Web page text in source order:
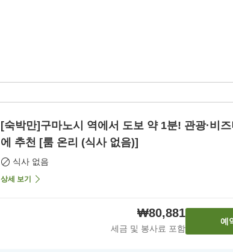
[숙박만]구마노시 역에서 도보 약 1분! 관광·비
에 추천 [룸 온리 (식사 없음)]
식사 없음
상세 보기
₩80,881
세금 및 봉사료 포함
예